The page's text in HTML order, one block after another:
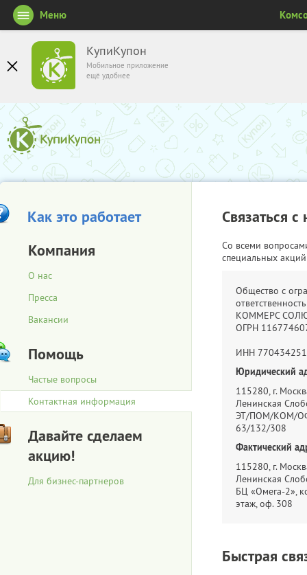
КупиКупон
Мобильное приложение
ещё удобнее
Меню
Как это работает
Компания
О нас
Пресса
Вакансии
Помощь
Частые вопросы
Контактная информация
Давайте сделаем
акцию!
Для бизнес-партнеров
Связаться с
Со всеми
специальных
Общество с
КОММЕРС
ОГРН
ИНН
Юридический
115280, г.
Ленинская
ЭТ/ПОМ/КОМ/
63/132/308
Фактический
115280, г.
Ленинская
БЦ «Омега-2»,
этаж, оф. 308
Быстрая